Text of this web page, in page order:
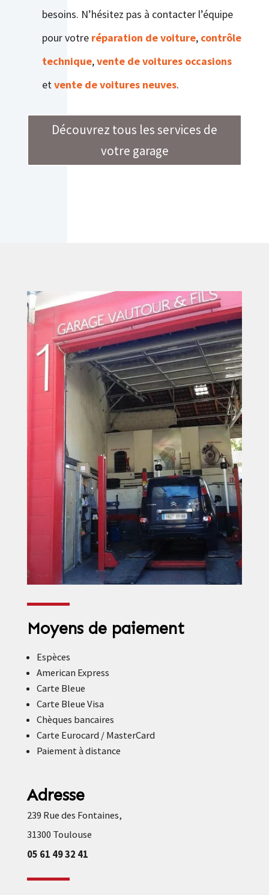
besoins. N’hésitez pas à contacter l’équipe
pour votre réparation de voiture, contrôle
technique,vente de voitures occasions
etvente de voitures neuves.
Découvrez tous les services de
votre garage
Moyens de paiement
Espèces
American Express
Carte Bleue
Carte Bleue Visa
Chèques bancaires
Carte Eurocard / MasterCard
Paiement à distance
Adresse
239 Rue des Fontaines,
31300 Toulouse
05 61 49 32 41